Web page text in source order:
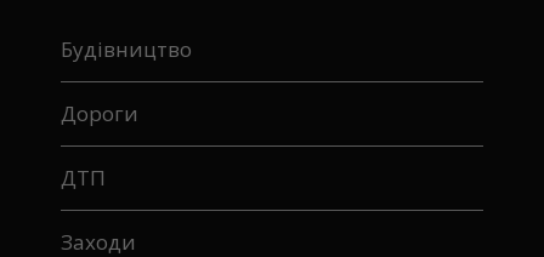
Будівництво
Дороги
ДТП
Заходи